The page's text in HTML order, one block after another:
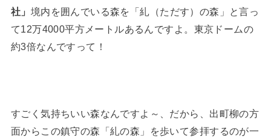
社」 境内を囲んでいる森を「糺（ただす）の森」と言っ
て12万4000平方メートルあるんですよ。東京ドームの
約3倍なんですって！
すごく気持ちいい森なんですよ～、だから、出町柳の方
面からこの鎮守の森「糺の森」を歩いて参拝するのが一